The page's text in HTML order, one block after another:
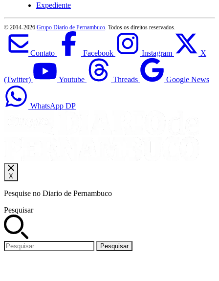
Expediente
© 2014-2026 Grupo Diario de Pernambuco . Todos os direitos reservados.
Contato Facebook Instagram X
(Twitter) Youtube Threads Google News
WhatsApp DP
X
Pesquise no Diario de Pernambuco
Pesquisar
Pesquisar